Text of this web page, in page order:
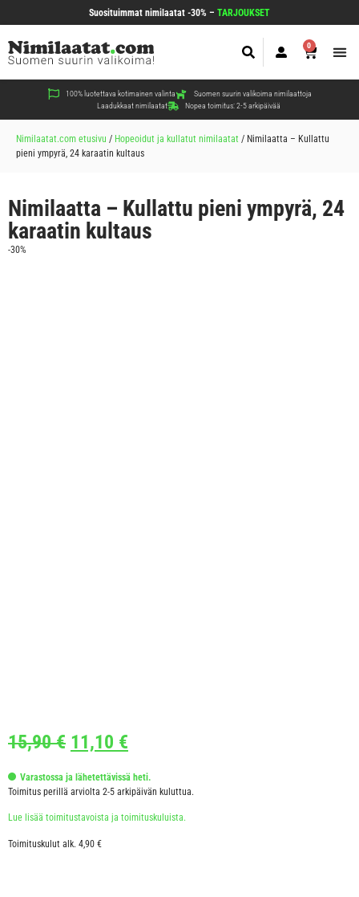
Suosituimmat nimilaatat -30% – TARJOUKSET
0
100% luotettava kotimainen valinta
Suomen suurin valikoima nimilaattoja
Laadukkaat nimilaatat
Nopea toimitus: 2-5 arkipäivää
Nimilaatat.com etusivu / Hopeoidut ja kullatut nimilaatat / Nimilaatta – Kullattu
pieni ympyrä, 24 karaatin kultaus
Nimilaatta – Kullattu pieni ympyrä, 24
karaatin kultaus
-30%
15,90€ 11,10 €
Varastossa ja lähetettävissä heti.
Toimitus perillä arviolta 2-5 arkipäivän kuluttua.
Lue lisää toimitustavoista ja toimituskuluista.
Toimituskulut alk. 4,90 €